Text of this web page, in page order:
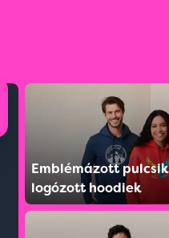
Emblémázott
logózott hoodiek